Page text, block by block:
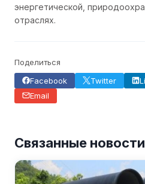
энергетической,
отраслях.
Поделиться
Facebook
Twitter
Email
Связанные новости